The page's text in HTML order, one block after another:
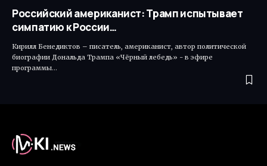
Российский американист: Трамп испытывает
симпатию к России…
Кирилл Бенедиктов – писатель, американист, автор политической
биографии Дональда Трампа «Чёрный лебедь» - в эфире
программы…